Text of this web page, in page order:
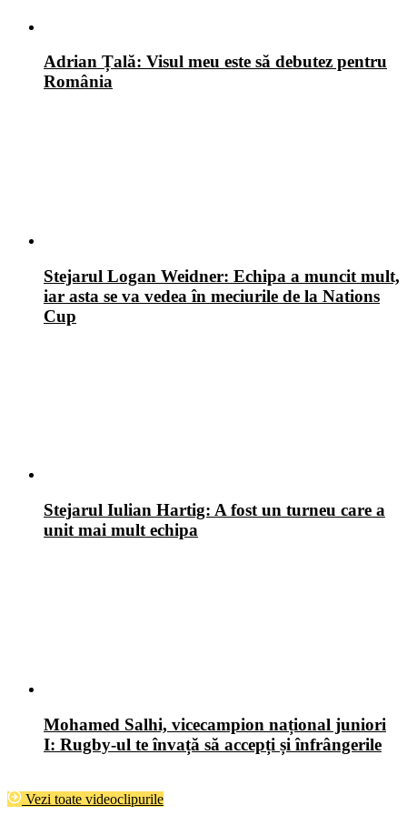
Adrian Țală: Visul meu este să debutez pentru
România
Stejarul Logan Weidner: Echipa a muncit mult,
iar asta se va vedea în meciurile de la Nations
Cup
Stejarul Iulian Hartig: A fost un turneu care a
unit mai mult echipa
Mohamed Salhi, vicecampion național juniori
I: Rugby-ul te învață să accepți și înfrângerile
Vezi toate videoclipurile